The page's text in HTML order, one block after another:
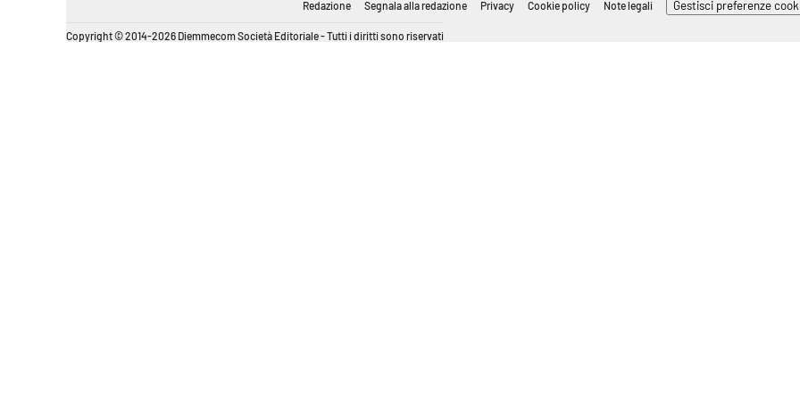
Redazione Segnala alla redazione Privacy Cookie policy Note legali Gestisci preferenze
Copyright © 2014-2026 Diemmecom Società Editoriale - Tutti i diritti sono riservati